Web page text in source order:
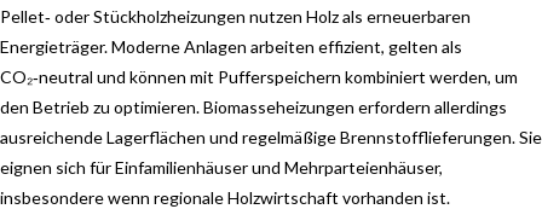
Pellet‑ oder Stückholzheizungen nutzen Holz als erneuerbaren
Energieträger. Moderne Anlagen arbeiten effizient, gelten als
CO₂‑neutral und können mit Pufferspeichern kombiniert werden, um
den Betrieb zu optimieren. Biomasseheizungen erfordern allerdings
ausreichende Lagerflächen und regelmäßige Brennstofflieferungen. Sie
eignen sich für Einfamilienhäuser und Mehrparteienhäuser,
insbesondere wenn regionale Holzwirtschaft vorhanden ist.